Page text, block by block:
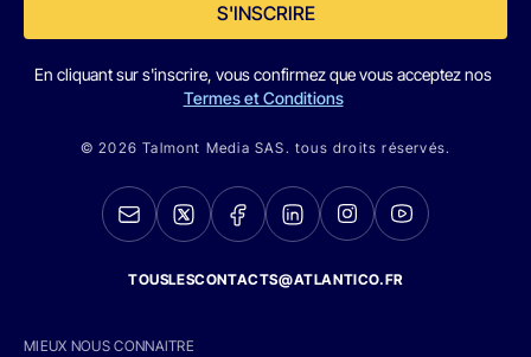
S'INSCRIRE
En cliquant sur s'inscrire, vous confirmez que vous acceptez nos
Termes et Conditions
© 2026 Talmont Media SAS. tous droits réservés.
TOUSLESCONTACTS@ATLANTICO.FR
MIEUX NOUS CONNAITRE